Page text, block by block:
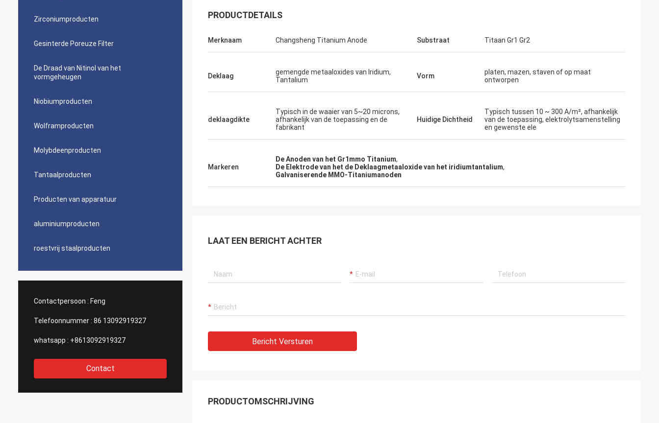
Zirconiumproducten
Gesinterde Poreuze Filter
De Draad van Nitinol van het
vormgeheugen
Niobiumproducten
Wolframproducten
Molybdeenproducten
Tantaalproducten
Producten van apparatuur
aluminiumproducten
roestvrij staalproducten
Contactpersoon : Feng
Telefoonnummer : 86 13092919327
whatsapp : +8613092919327
Contact
PRODUCTDETAILS
Merknaam Changsheng Titanium Anode Substraat Titaan Gr1 Gr2
Deklaag
gemengde metaaloxides van Iridium,
Tantalium
Vorm
platen, mazen, staven of op maat
ontworpen
deklaagdikte
Typisch in de waaier van 5~20 microns,
afhankelijk van de toepassing en de
fabrikant
Huidige Dichtheid
Typisch tussen 10 ~ 300 A/m², afhankelijk
van de toepassing, elektrolytsamenstelling
en gewenste ele
Markeren
De Anoden van het Gr1mmo Titanium,
De Elektrode van het de Deklaagmetaaloxide van het iridiumtantalium,
Galvaniserende MMO-Titaniumanoden
LAAT EEN BERICHT ACHTER
Bericht Versturen
PRODUCTOMSCHRIJVING